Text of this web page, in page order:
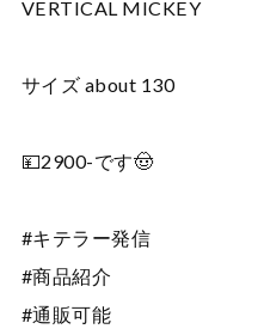
VERTICAL MICKEY
サイズ about 130
💴2900-です🤠
#キテラー発信
#商品紹介
#通販可能